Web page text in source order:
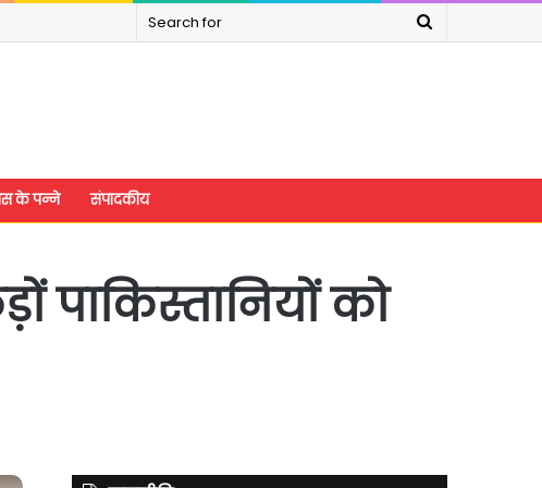
Search
के पन्ने संपादकीय
पाकिस्तानियों को